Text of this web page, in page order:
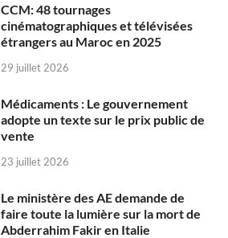
CCM: 48 tournages
cinématographiques et télévisées
étrangers au Maroc en 2025
29 juillet 2026
Médicaments : Le gouvernement
adopte un texte sur le prix public de
vente
23 juillet 2026
Le ministère des AE demande de
faire toute la lumière sur la mort de
Abderrahim Fakir en Italie